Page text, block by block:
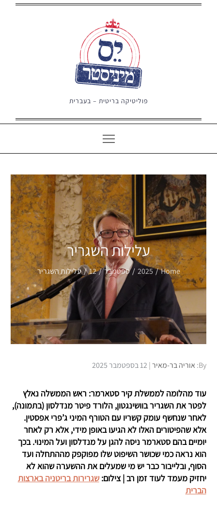
פוליטיקה בריטית – בעברית
עלילות השגריר
Home
2025 ספטמבר 12 עלילות השגריר
By: אוריה בר-מאיר Posted
12 בספטמבר 2025
עוד מהלומה לממשלת קיר סטארמר: ראש הממשלה נאלץ
לפטר את השגריר בוושינגטון, הלורד פיטר מנדלסון (בתמונה),
לאחר שנחשף עומק קשריו עם הטורף המיני ג’פרי אפסטין.
אלא שהפיטורים האלו לא הגיעו באופן מידי, אלא רק לאחר
יומיים בהם סטארמר ניסה להגן על מנדלסון ועל המינוי. בכך
הוא נראה כמי שכושר השיפוט שלו מפוקפק מההתחלה ועד
הסוף, ובלייבור כבר יש מי שמעלים את ההשערה שהוא לא
יחזיק מעמד לעוד זמן רב | צילום:שגרירות בריטניה בארצות
הברית